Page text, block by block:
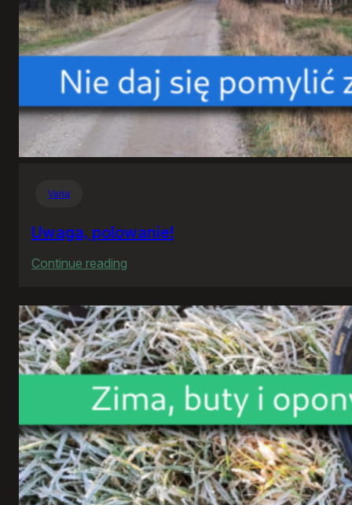
Varia
Uwaga, polowanie!
Continue reading
polowanie!